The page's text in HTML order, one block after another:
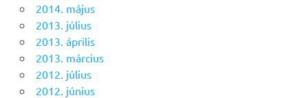
2014. május
2013. július
2013. április
2013. március
2012. július
2012. június